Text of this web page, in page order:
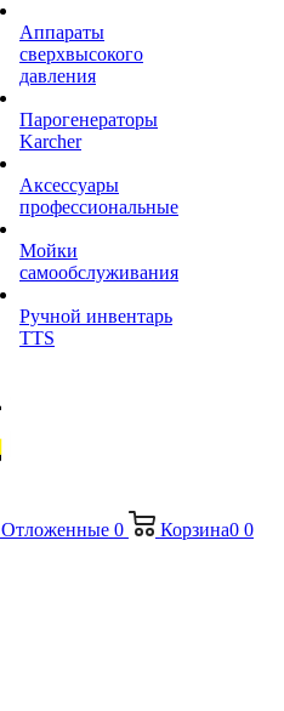
Аппараты
сверхвысокого
давления
Парогенераторы
Karcher
Аксессуары
профессиональные
Мойки
самообслуживания
Ручной инвентарь
TTS
Отложенные 0 Корзина0 0